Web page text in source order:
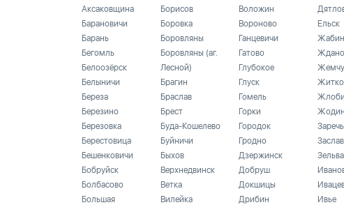
Аксаковщина
Барановичи
Барань
Бегомль
Белоозёрск
Белыничи
Береза
Березино
Березовка
Берестовица
Бешенковичи
Бобруйск
Болбасово
Большая
Борисов
Боровка
Боровляны
Боровляны (аг.
Лесной)
Брагин
Браслав
Брест
Буда-Кошелево
Буйничи
Быхов
Верхнедвинск
Ветка
Вилейка
Воложин
Вороново
Ганцевичи
Гатово
Глубокое
Глуск
Гомель
Горки
Городок
Гродно
Дзержинск
Добруш
Докшицы
Дрибин
Ельск
Зельва
Ивье